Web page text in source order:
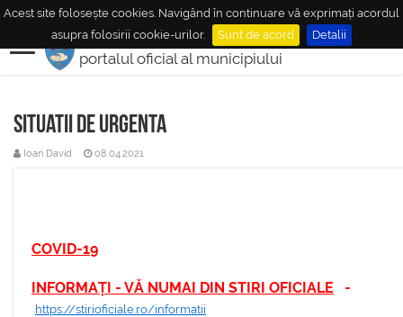
Acest site folosește cookies. Navigând în continuare vă exprimați acordul
asupra folosirii cookie-urilor.
Sunt de acord Detalii
MUNICIPIULMEDIAŞ
portalul oficial al municipiului
Situatii de urgenta
Ioan David 08.04.2021
COVID-19
INFORMAȚI - VĂ NUMAI DIN STIRI OFICIALE -
https://stirioficiale.ro/informatii